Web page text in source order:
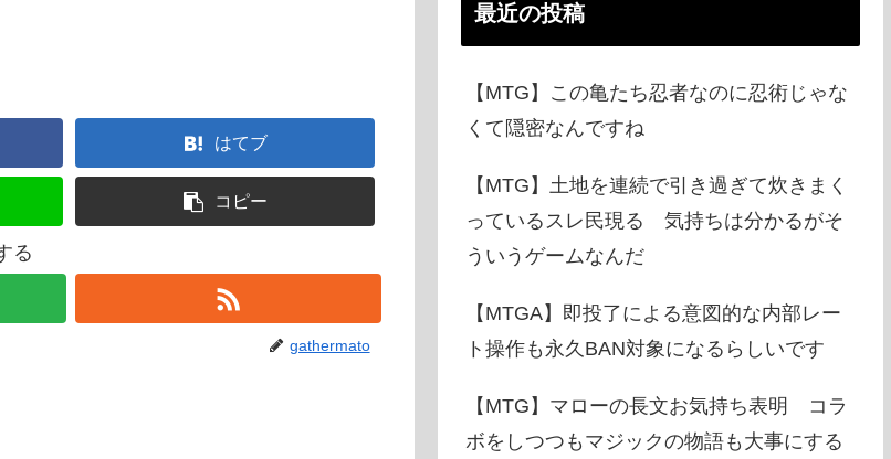
はてブ
コピー
る
gathermato
最近の投稿
【MTG】この亀たち忍者なのに忍術じゃな
くて隠密なんですね
【MTG】土地を連続で引き過ぎて炊きまく
っているスレ民現る 気持ちは分かるがそ
ういうゲームなんだ
【MTGA】即投了による意図的な内部レー
ト操作も永久BAN対象になるらしいです
【MTG】マローの長文お気持ち表明 コラ
ボをしつつもマジックの物語も大事にする